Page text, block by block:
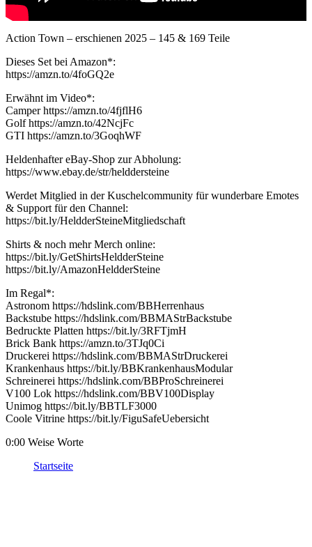
Action Town – erschienen 2025 – 145 & 169 Teile
Dieses Set bei Amazon*:
https://amzn.to/4foGQ2e
Erwähnt im Video*:
Camper https://amzn.to/4fjflH6
Golf https://amzn.to/42NcjFc
GTI https://amzn.to/3GoqhWF
Heldenhafter eBay-Shop zur Abholung:
https://www.ebay.de/str/helddersteine
Werdet Mitglied in der Kuschelcommunity für wunderbare Emotes
& Support für den Channel:
https://bit.ly/HeldderSteineMitgliedschaft
Shirts & noch mehr Merch online:
https://bit.ly/GetShirtsHeldderSteine
https://bit.ly/AmazonHeldderSteine
Im Regal*:
Astronom https://hdslink.com/BBHerrenhaus
Backstube https://hdslink.com/BBMAStrBackstube
Bedruckte Platten https://bit.ly/3RFTjmH
Brick Bank https://amzn.to/3TJq0Ci
Druckerei https://hdslink.com/BBMAStrDruckerei
Krankenhaus https://bit.ly/BBKrankenhausModular
Schreinerei https://hdslink.com/BBProSchreinerei
V100 Lok https://hdslink.com/BBV100Display
Unimog https://bit.ly/BBTLF3000
Coole Vitrine https://bit.ly/FiguSafeUebersicht
0:00 Weise Worte
Startseite